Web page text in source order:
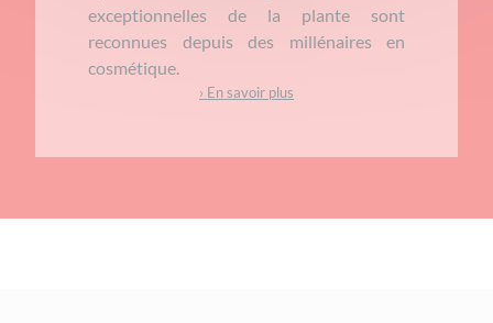
exceptionnelles de la plante sont
reconnues depuis des millénaires en
cosmétique.
› En savoir plus